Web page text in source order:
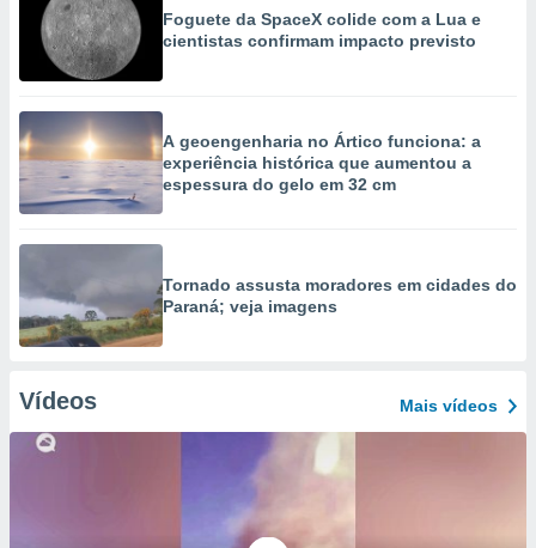
Foguete da SpaceX colide com a Lua e
cientistas confirmam impacto previsto
A geoengenharia no Ártico funciona: a
experiência histórica que aumentou a
espessura do gelo em 32 cm
Tornado assusta moradores em cidades do
Paraná; veja imagens
Vídeos Mais vídeos